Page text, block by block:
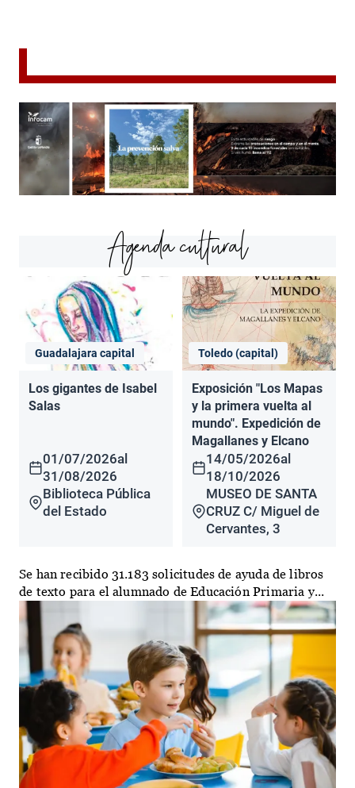
Agenda cultural
Guadalajara capital
Los gigantes de Isabel
Salas
01/07/2026al
31/08/2026
Biblioteca Pública
del Estado
Toledo (capital)
Exposición "Los Mapas
y la primera vuelta al
mundo". Expedición de
Magallanes y Elcano
14/05/2026al
18/10/2026
MUSEO DE SANTA
CRUZ C/ Miguel de
Cervantes, 3
Se han recibido 31.183 solicitudes de ayuda de libros
de texto para el alumnado de Educación Primaria y...